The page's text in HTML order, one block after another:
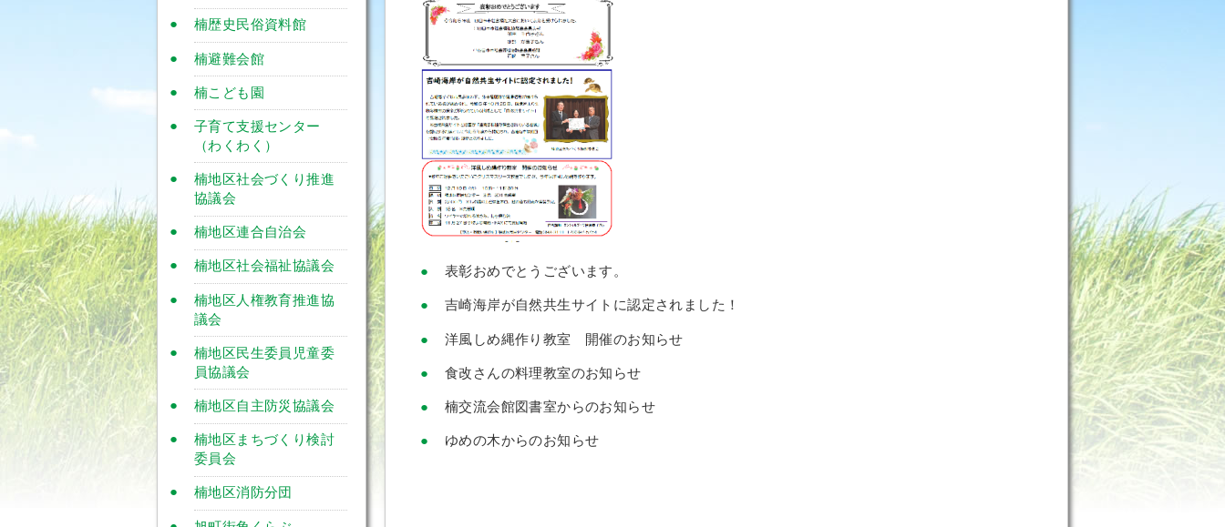
表彰おめでとうございます。
吉崎海岸が自然共生サイトに認定されました！
洋風しめ縄作り教室 開催のお知らせ
食改さんの料理教室のお知らせ
楠交流会館図書室からのお知らせ
ゆめの木からのお知らせ
楠歴史民俗資料館
楠避難会館
楠こども園
子育て支援センター
（わくわく）
楠地区社会づくり推進
協議会
楠地区連合自治会
楠地区社会福祉協議会
楠地区人権教育推進協
議会
楠地区民生委員児童委
員協議会
楠地区自主防災協議会
楠地区まちづくり検討
委員会
楠地区消防分団